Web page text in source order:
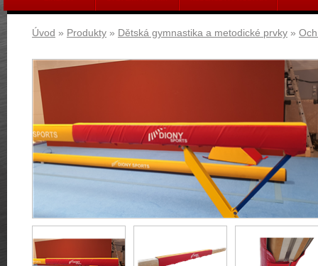
Úvod » Produkty » Dětská gymnastika a metodické prvky »